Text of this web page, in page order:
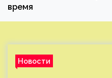
время
Новости